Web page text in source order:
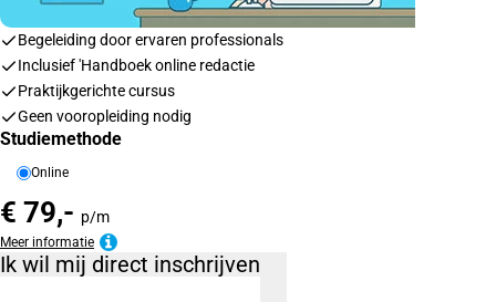
Begeleiding door ervaren professionals
Inclusief 'Handboek online redactie
Praktijkgerichte cursus
Geen vooropleiding nodig
Studiemethode
Online
€ 79,- p/m
Meer informatie
Ik wil mij direct inschrijven